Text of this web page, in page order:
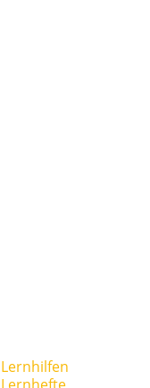
Lernhilfen